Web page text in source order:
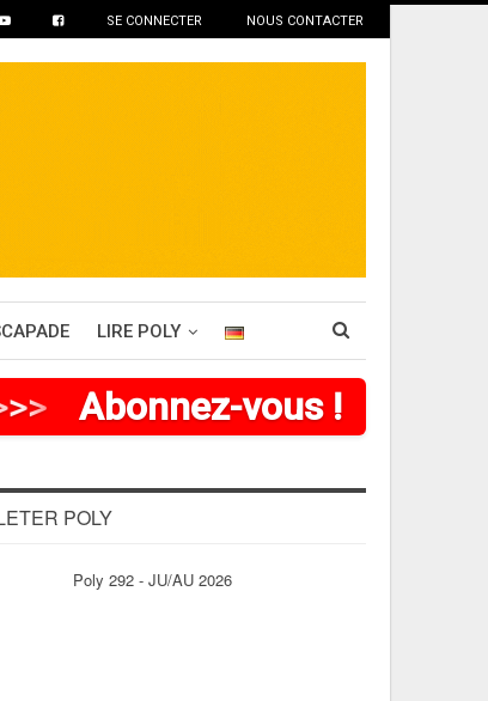
SE CONNECTER NOUS CONTACTER
LIRE POLY
Abonnez-vous !
POLY
Poly 292 - JU/AU 2026